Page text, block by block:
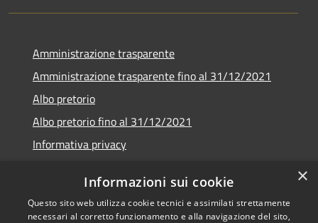
Amministrazione trasparente
Amministrazione trasparente fino al 31/12/2021
Albo pretorio
Albo pretorio fino al 31/12/2021
Informativa privacy
Dichiarazione di accessibilità
×
Informazioni sui cookie
Questo sito web utilizza cookie tecnici e assimilati strettamente
necessari al corretto funzionamento e alla navigazione del sito,